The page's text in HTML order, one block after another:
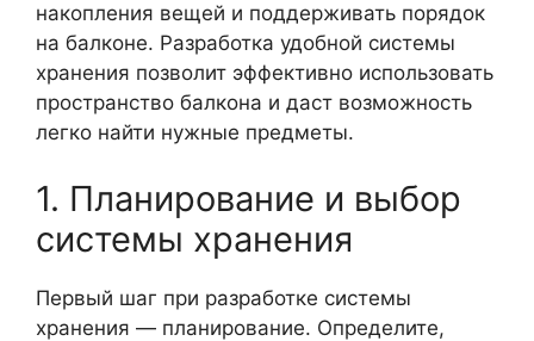
накопления вещей и поддерживать порядок
на балконе. Разработка удобной системы
хранения позволит эффективно использовать
пространство балкона и даст возможность
легко найти нужные предметы.
1. Планирование и выбор
системы хранения
Первый шаг при разработке системы
хранения — планирование. Определите,